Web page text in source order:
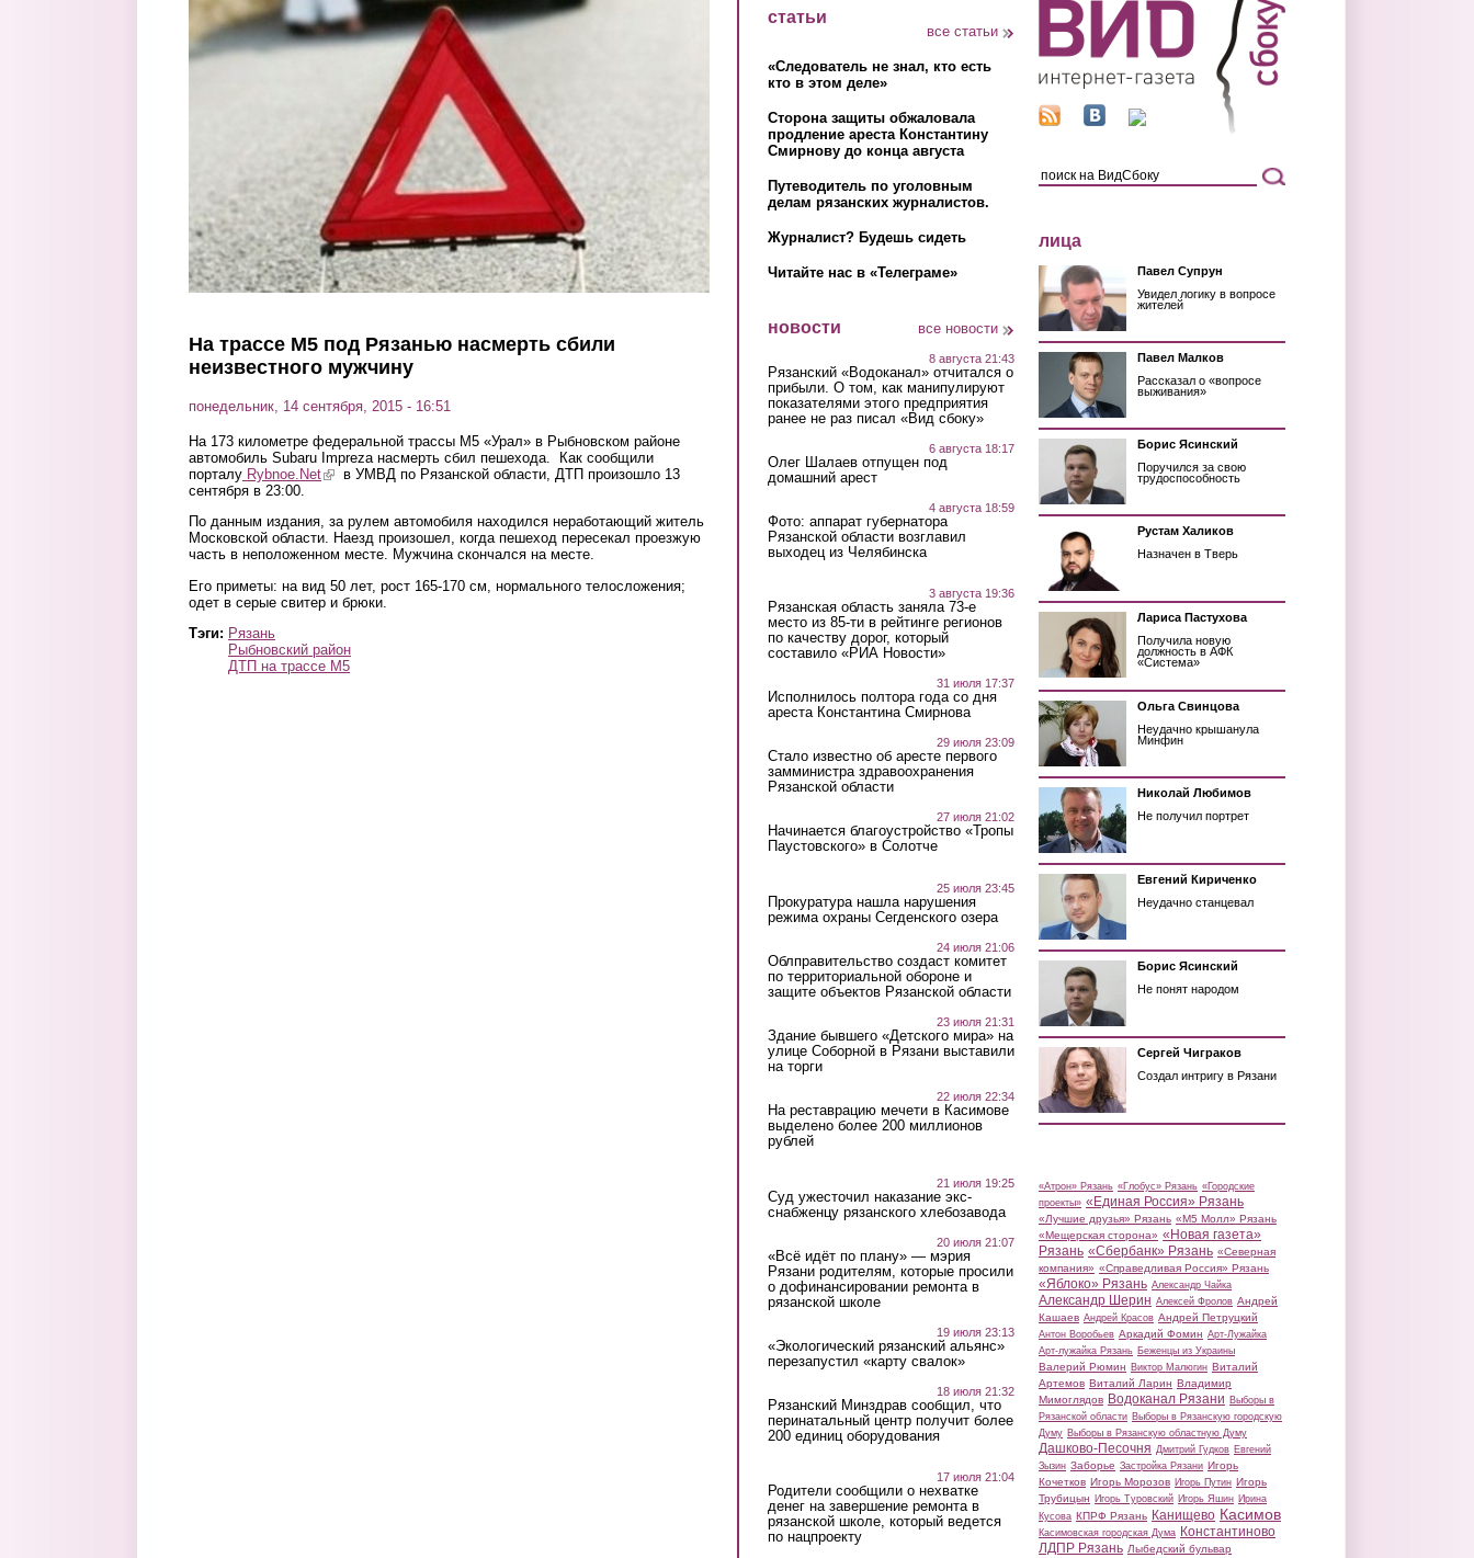
Перейти к основному содержанию
На трассе М5 под Рязанью насмерть сбили
неизвестного мужчину
понедельник, 14 сентября, 2015 - 16:51
На 173 километре федеральной трассы М5 «Урал» в Рыбновском районе
автомобиль Subaru Impreza насмерть сбил пешехода. Как сообщили
порталу Rybnoe.Net(link is external)
в УМВД по Рязанской области, ДТП произошло 13
сентября в 23:00.
По данным издания, за рулем автомобиля находился неработающий житель
Московской области. Наезд произошел, когда пешеход пересекал проезжую
часть в неположенном месте. Мужчина скончался на месте.
Его приметы: на вид 50 лет, рост 165-170 см, нормального телосложения;
одет в серые свитер и брюки.
Тэги: Рязань
Рыбновский район
ДТП на трассе М5
статьи
все статьи
«Следователь не знал, кто есть
кто в этом деле»
Сторона защиты обжаловала
продление ареста Константину
Смирнову до конца августа
Путеводитель по уголовным
делам рязанских журналистов.
Журналист? Будешь сидеть
Читайте нас в «Телеграме»
новости все новости
8 августа 21:43
Рязанский «Водоканал» отчитался о
прибыли. О том, как манипулируют
показателями этого предприятия
ранее не раз писал «Вид сбоку»
6 августа 18:17
Олег Шалаев отпущен под
домашний арест
4 августа 18:59
Фото: аппарат губернатора
Рязанской области возглавил
выходец из Челябинска
3 августа 19:36
Рязанская область заняла 73-е
место из 85-ти в рейтинге регионов
по качеству дорог, который
составило «РИА Новости»
31 июля 17:37
Исполнилось полтора года со дня
ареста Константина Смирнова
29 июля 23:09
Стало известно об аресте первого
замминистра здравоохранения
Рязанской области
27 июля 21:02
Начинается благоустройство «Тропы
Паустовского» в Солотче
25 июля 23:45
Прокуратура нашла нарушения
режима охраны Сегденского озера
24 июля 21:06
Облправительство создаст комитет
по территориальной обороне и
защите объектов Рязанской области
23 июля 21:31
Здание бывшего «Детского мира» на
улице Соборной в Рязани выставили
на торги
22 июля 22:34
На реставрацию мечети в Касимове
выделено более 200 миллионов
рублей
21 июля 19:25
Суд ужесточил наказание экс-
снабженцу рязанского хлебозавода
20 июля 21:07
«Всё идёт по плану» — мэрия
Рязани родителям, которые просили
о дофинансировании ремонта в
рязанской школе
19 июля 23:13
«Экологический рязанский альянс»
перезапустил «карту свалок»
18 июля 21:32
Рязанский Минздрав сообщил, что
перинатальный центр получит более
200 единиц оборудования
17 июля 21:04
Родители сообщили о нехватке
денег на завершение ремонта в
рязанской школе, который ведется
по нацпроекту
лица
Павел Супрун
Увидел логику в вопросе
жителей
Павел Малков
Рассказал о «вопросе
выживания»
Борис Ясинский
Поручился за свою
трудоспособность
Рустам Халиков
Назначен в Тверь
Лариса Пастухова
Получила новую
должность в АФК
«Система»
Ольга Свинцова
Неудачно крышанула
Минфин
Николай Любимов
Не получил портрет
Евгений Кириченко
Неудачно станцевал
Борис Ясинский
Не понят народом
Сергей Чиграков
Создал интригу в Рязани
«Атрон» Рязань «Глобус» Рязань «Городские
проекты» «Единая Россия» Рязань
«Лучшие друзья» Рязань «М5 Молл» Рязань
«Мещерская сторона» «Новая газета»
Рязань «Сбербанк» Рязань «Северная
компания» «Справедливая Россия» Рязань
«Яблоко» Рязань Александр Чайка
Александр Шерин Алексей Фролов Андрей
Кашаев Андрей Красов Андрей Петруцкий
Антон Воробьев Аркадий Фомин Арт-Лужайка
Арт-лужайка Рязань Беженцы из Украины
Валерий Рюмин Виктор Малюгин Виталий
Артемов Виталий Ларин Владимир
Мимоглядов Водоканал Рязани Выборы в
Рязанской области Выборы в Рязанскую городскую
Думу Выборы в Рязанскую областную Думу
Дашково-Песочня Дмитрий Гудков Евгений
Зызин Заборье Застройка Рязани Игорь
Кочетков Игорь Морозов Игорь Путин Игорь
Трубицын Игорь Туровский Игорь Яшин Ирина
Кусова КПРФ Рязань Канищево Касимов
Касимовская городская Дума Константиново
ЛДПР Рязань Лыбедский бульвар